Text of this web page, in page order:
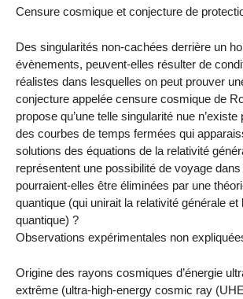
Censure cosmique et conjecture de
Des singularités non-cachées derrière un
évènements, peuvent-elles résulter de
réalistes dans lesquelles on peut prouver
conjecture appelée censure cosmique de
propose qu’une telle singularité nue
des courbes de temps fermées qui
solutions des équations de la relativité
représentent une possibilité de voyage
pourraient-elles être éliminées par une
quantique (qui unirait la relativité générale et
quantique) ?
Observations expérimentales non
Origine des rayons cosmiques d’énergie
extrême (ultra-high-energy cosmic ray